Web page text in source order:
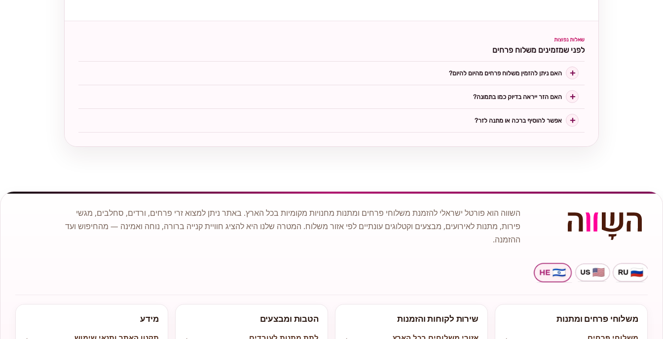
שאלות נפוצות
לפני שמזמינים משלוח פרחים
האם ניתן להזמין משלוח פרחים מהיום להיום?
האם הזר ייראה בדיוק כמו בתמונה?
אפשר להוסיף ברכה או מתנה לזר?
השווה הוא פורטל ישראלי להזמנת משלוחי פרחים ומתנות מחנויות מקומיות בכל הארץ. באתר ניתן למצוא זרי פרחים, ורדים, סחלבים, מגשי
פירות, מתנות לאירועים, מבצעים וקטלוגים עונתיים לפי אזור משלוח. המטרה שלנו היא להציג חוויית קנייה ברורה, נוחה ואמינה — מהחיפוש ועד
ההזמנה.
משלוחי פרחים ומתנות שירות לקוחות והזמנות הטבות ומבצעים מידע